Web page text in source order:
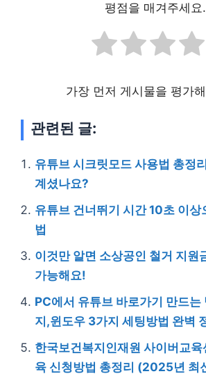
평점을 매겨주세요.
가장 먼저 게시물을 평가
관련된 글:
유튜브 시크릿모드 사용법 총정
계셨나요?
유튜브 건너뛰기 시간 10초 이상
법
이것만 알면 소상공인 철거 지원
가능해요!
PC에서 유튜브 바로가기 만드는
지,윈도우 3가지 세팅방법 완벽
한국보건복지인재원 사이버교
육 신청방법 총정리 (2025년 최